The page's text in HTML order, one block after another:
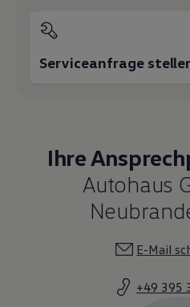
Serviceanfrage
Ihre
Autohaus
E-Mail
+49 395